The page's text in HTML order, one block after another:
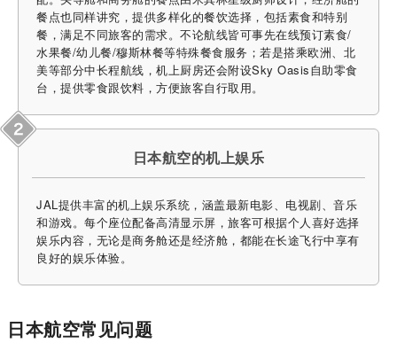
餐点也同样讲究，提供多样化的餐饮选择，包括素食和特别
餐，满足不同旅客的需求。不论航线皆可事先在线预订素食/
水果餐/幼儿餐/穆斯林餐等特殊餐食服务；若是搭乘欧洲、北
美等部分中长程航线，机上厨房还会附设Sky Oasis自助零食
台，提供零食跟饮料，方便旅客自行取用。
日本航空的机上娱乐
JAL提供丰富的机上娱乐系统，涵盖最新电影、电视剧、音乐
和游戏。每个座位配备高清显示屏，旅客可根据个人喜好选择
娱乐内容，无论是商务舱还是经济舱，都能在长途飞行中享有
良好的娱乐体验。
日本航空常见问题